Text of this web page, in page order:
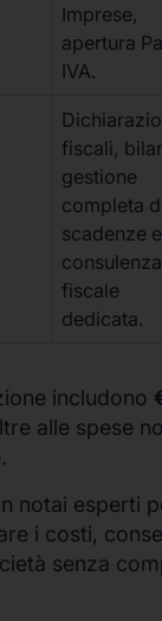
Imprese,
apertura
IVA.
fiscali,
gestione
completa
scadenze e
consulenza
fiscale
dedicata.
includono
alle spese
notai esperti
i costi,
senza